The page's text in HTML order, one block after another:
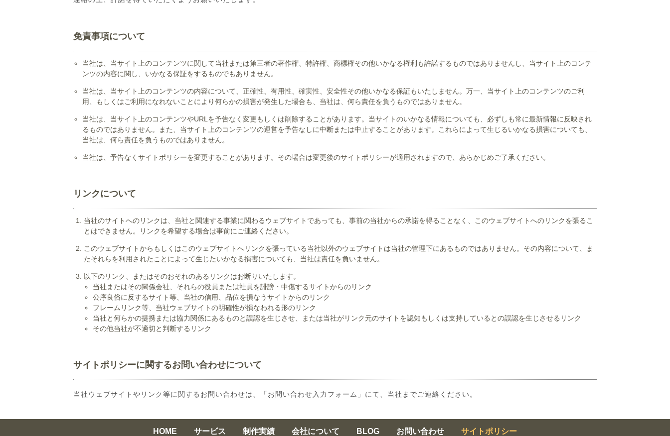
免責事項について
当社は、当サイト上のコンテンツに関して当社または第三者の著作権、特許権、商標権その他いかなる権利も許諾するものではありませんし、当サイト上のコンテ
ンツの内容に関し、いかなる保証をするものでもありません。
当社は、当サイト上のコンテンツの内容について、正確性、有用性、確実性、安全性その他いかなる保証もいたしません。万一、当サイト上のコンテンツのご利
用、もしくはご利用になれないことにより何らかの損害が発生した場合も、当社は、何ら責任を負うものではありません。
当社は、当サイト上のコンテンツやURLを予告なく変更もしくは削除することがあります。当サイトのいかなる情報についても、必ずしも常に最新情報に反映され
るものではありません。また、当サイト上のコンテンツの運営を予告なしに中断または中止することがあります。これらによって生じるいかなる損害についても、
当社は、何ら責任を負うものではありません。
当社は、予告なくサイトポリシーを変更することがあります。その場合は変更後のサイトポリシーが適用されますので、あらかじめご了承ください。
リンクについて
当社のサイトへのリンクは、当社と関連する事業に関わるウェブサイトであっても、事前の当社からの承諾を得ることなく、このウェブサイトへのリンクを張るこ
とはできません。リンクを希望する場合は事前にご連絡ください。
このウェブサイトからもしくはこのウェブサイトへリンクを張っている当社以外のウェブサイトは当社の管理下にあるものではありません。その内容について、ま
たそれらを利用されたことによって生じたいかなる損害についても、当社は責任を負いません。
以下のリンク、またはそのおそれのあるリンクはお断りいたします。
当社またはその関係会社、それらの役員または社員を誹謗・中傷するサイトからのリンク
公序良俗に反するサイト等、当社の信用、品位を損なうサイトからのリンク
フレームリンク等、当社ウェブサイトの明確性が損なわれる形のリンク
当社と何らかの提携または協力関係にあるものと誤認を生じさせ、または当社がリンク元のサイトを認知もしくは支持しているとの誤認を生じさせるリンク
その他当社が不適切と判断するリンク
サイトポリシーに関するお問い合わせについて
当社ウェブサイトやリンク等に関するお問い合わせは、「お問い合わせ入力フォーム」にて、当社までご連絡ください。
HOME サービス 制作実績 会社について BLOG お問い合わせ サイトポリシー